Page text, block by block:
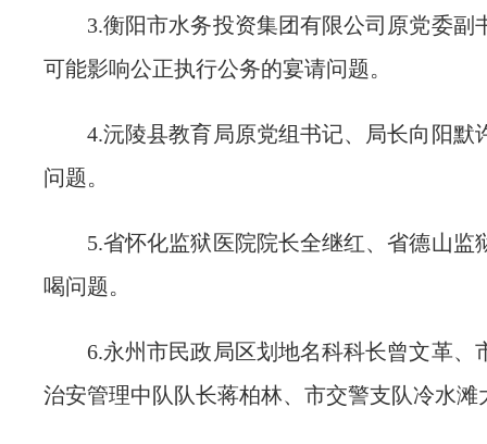
3.衡阳市水务投资集团有限公司原党委
可能影响公正执行公务的宴请问题。
4.沅陵县教育局原党组书记、局长向阳默
问题。
5.省怀化监狱医院院长全继红、省德山
喝问题。
6.永州市民政局区划地名科科长曾文革、
治安管理中队队长蒋柏林、市交警支队冷水